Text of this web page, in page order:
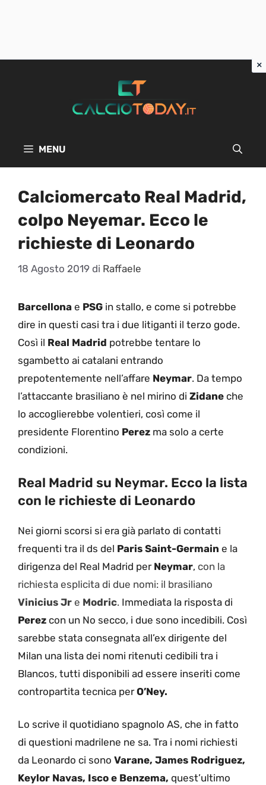
MENU
Calciomercato Real Madrid,
colpo Neyemar. Ecco le
richieste di Leonardo
18 Agosto 2019 di Raffaele
Barcellona e PSG in stallo, e come si potrebbe
dire in questi casi tra i due litiganti il terzo gode.
Così il Real Madrid potrebbe tentare lo
sgambetto ai catalani entrando
prepotentemente nell’affare Neymar. Da tempo
l’attaccante brasiliano è nel mirino di Zidane che
lo accoglierebbe volentieri, così come il
presidente Florentino Perez ma solo a certe
condizioni.
Real Madrid su Neymar. Ecco la lista
con le richieste di Leonardo
Nei giorni scorsi si era già parlato di contatti
frequenti tra il ds del Paris Saint-Germain e la
dirigenza del Real Madrid per Neymar, con la
richiesta esplicita di due nomi: il brasiliano
Vinicius Jr e Modric. Immediata la risposta di
Perez con un No secco, i due sono incedibili. Così
sarebbe stata consegnata all’ex dirigente del
Milan una lista dei nomi ritenuti cedibili tra i
Blancos, tutti disponibili ad essere inseriti come
contropartita tecnica perO’Ney.
Lo scrive il quotidiano spagnolo AS, che in fatto
di questioni madrilene ne sa. Tra i nomi richiesti
da Leonardo ci sono Varane, James Rodriguez,
Keylor Navas, Isco e Benzema, quest’ultimo